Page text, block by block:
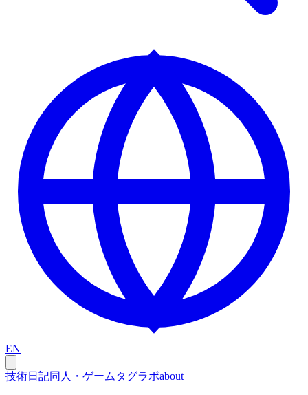
EN
技術日記同人・ゲーム タグラボabout